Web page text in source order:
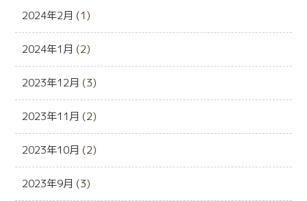
2024年2月 (1)
2024年1月 (2)
2023年12月 (3)
2023年11月 (2)
2023年10月 (2)
2023年9月 (3)